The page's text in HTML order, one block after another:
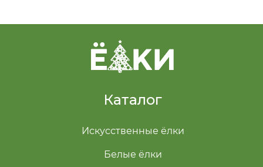
Каталог
Искусственные ёлки
Белые ёлки